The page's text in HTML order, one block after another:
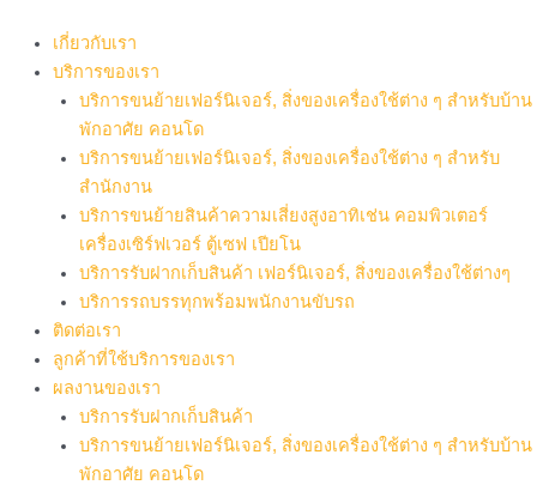
content
เกี่ยวกับเรา
บริการของเรา
บริการขนย้ายเฟอร์นิเจอร์, สิ่งของเครื่องใช้ต่าง ๆ สำหรับบ้าน
พักอาศัย คอนโด
บริการขนย้ายเฟอร์นิเจอร์, สิ่งของเครื่องใช้ต่าง ๆ สำหรับ
สำนักงาน
บริการขนย้ายสินค้าความเสี่ยงสูงอาทิเช่น คอมพิวเตอร์
เครื่องเซิร์ฟเวอร์ ตู้เซฟ เปียโน
บริการรับฝากเก็บสินค้า เฟอร์นิเจอร์, สิ่งของเครื่องใช้ต่างๆ
บริการรถบรรทุกพร้อมพนักงานขับรถ
ติดต่อเรา
ลูกค้าที่ใช้บริการของเรา
ผลงานของเรา
บริการรับฝากเก็บสินค้า
บริการขนย้ายเฟอร์นิเจอร์, สิ่งของเครื่องใช้ต่าง ๆ สำหรับบ้าน
พักอาศัย คอนโด